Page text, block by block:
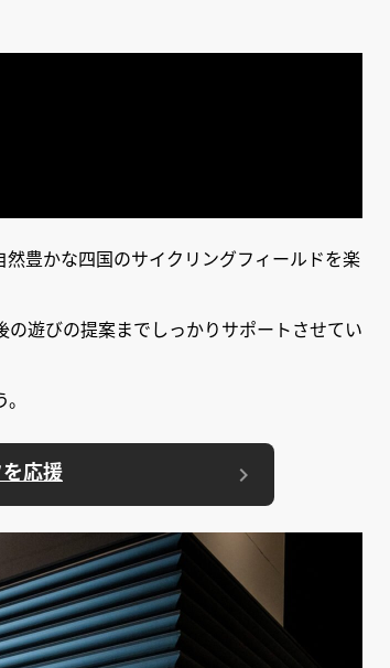
豊かな四国のサイクリングフィールドを楽
遊びの提案までしっかりサポートさせてい
応援